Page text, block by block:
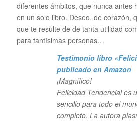
diferentes ámbitos, que nunca antes
en un solo libro. Deseo, de corazón,
que te resulte de de tanta utilidad
para tantísimas personas…
Testimonio libro
publicado en Amazon
¡Magnífico!
Felicidad Tendencial es
sencillo para todo el
completo. La autora